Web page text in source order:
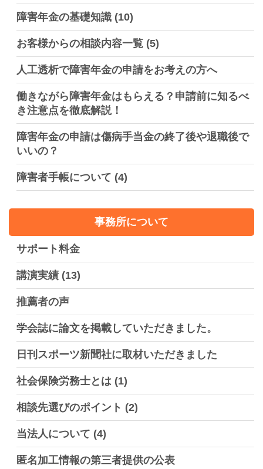
障害年金の基礎知識 (10)
お客様からの相談内容一覧 (5)
人工透析で障害年金の申請をお考えの方へ
働きながら障害年金はもらえる？申請前に知るべ
き注意点を徹底解説！
障害年金の申請は傷病手当金の終了後や退職後で
いいの？
障害者手帳について (4)
事務所について
サポート料金
講演実績 (13)
推薦者の声
学会誌に論文を掲載していただきました。
日刊スポーツ新聞社に取材いただきました
社会保険労務士とは (1)
相談先選びのポイント (2)
当法人について (4)
匿名加工情報の第三者提供の公表